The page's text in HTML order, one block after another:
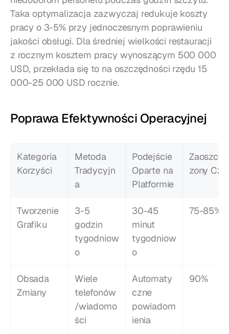
Taka optymalizacja zazwyczaj redukuje koszty
pracy o 3-5% przy jednoczesnym poprawieniu
jakości obsługi. Dla średniej wielkości restauracji
z rocznym kosztem pracy wynoszącym 500 000
USD, przekłada się to na oszczędności rzędu 15
000-25 000 USD rocznie.
Poprawa Efektywności Operacyjnej
Kategoria
Korzyści
Metoda
Tradycyjn
a
Podejście
Oparte na
Platformie
zony
Tworzenie
Grafiku
3-5
godzin
tygodniow
o
30-45
minut
tygodniow
o
75-85%
Obsada
Zmiany
Wiele
telefonów
/wiadomo
ści
Automaty
czne
powiadom
ienia
90%